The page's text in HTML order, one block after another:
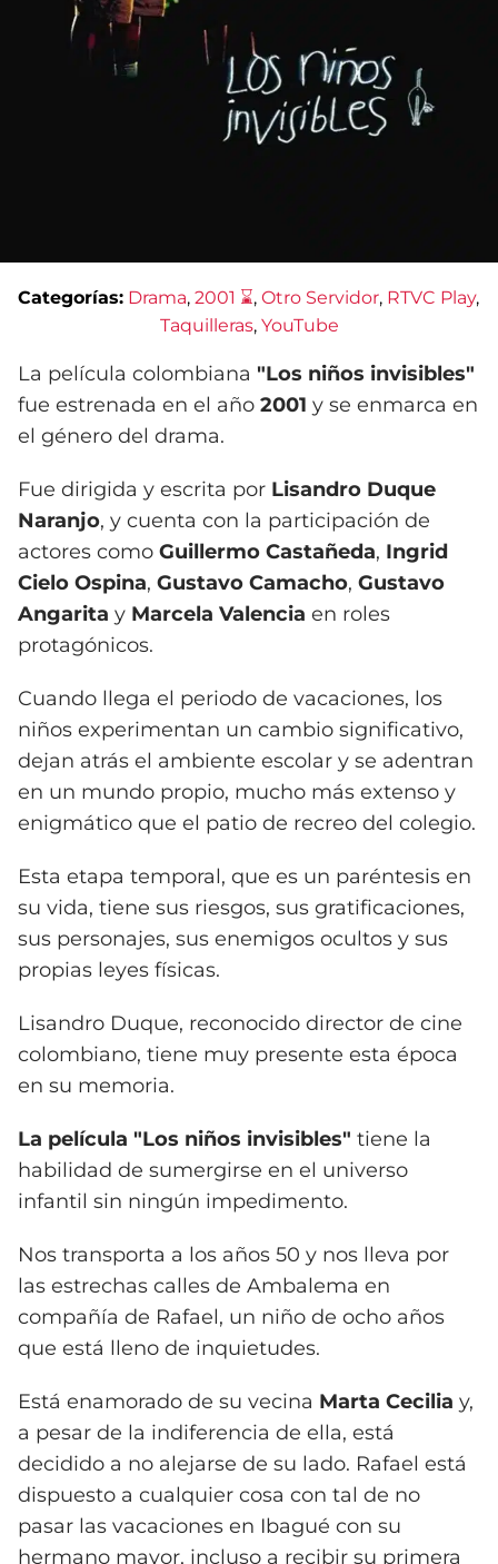
Categorías: Drama, 2001 ⌛, Otro Servidor, RTVC Play
Taquilleras, YouTube
La película colombiana "Los niños invisibles"
fue estrenada en el año 2001 y se enmarca en
el género del drama.
Fue dirigida y escrita por Lisandro Duque
Naranjo, y cuenta con la participación de
actores como Guillermo Castañeda, Ingrid
Cielo Ospina, Gustavo Camacho, Gustavo
Angarita y Marcela Valencia en roles
protagónicos.
Cuando llega el periodo de vacaciones, los
niños experimentan un cambio significativo,
dejan atrás el ambiente escolar y se adentran
en un mundo propio, mucho más extenso y
enigmático que el patio de recreo del colegio.
Esta etapa temporal, que es un paréntesis en
su vida, tiene sus riesgos, sus gratificaciones,
sus personajes, sus enemigos ocultos y sus
propias leyes físicas.
Lisandro Duque, reconocido director de cine
colombiano, tiene muy presente esta época
en su memoria.
La película "Los niños invisibles" tiene la
habilidad de sumergirse en el universo
infantil sin ningún impedimento.
Nos transporta a los años 50 y nos lleva por
las estrechas calles de Ambalema en
compañía de Rafael, un niño de ocho años
que está lleno de inquietudes.
Está enamorado de su vecina Marta Cecilia y,
a pesar de la indiferencia de ella, está
decidido a no alejarse de su lado. Rafael está
dispuesto a cualquier cosa con tal de no
pasar las vacaciones en Ibagué con su
hermano mayor, incluso a recibir su primera